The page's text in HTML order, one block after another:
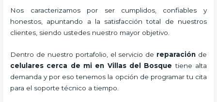
Nos caracterizamos por ser cumplidos, confiables y
honestos, apuntando a la satisfacción total de nuestros
clientes, siendo ustedes nuestro mayor objetivo.
Dentro de nuestro portafolio, el servicio de reparación de
celulares cerca de mi en Villas del Bosque tiene alta
demanda y por eso tenemos la opción de programar tu cita
para el soporte técnico a tiempo.